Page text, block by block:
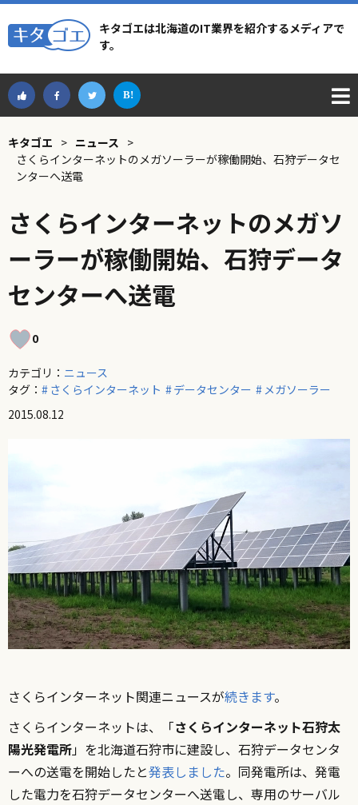
キタゴエは北海道のIT業界を紹介するメディアで
す。
キタゴエ > ニュース >
さくらインターネットのメガソーラーが稼働開始、石狩データセ
ンターへ送電
さくらインターネットのメガソ
ーラーが稼働開始、石狩データ
センターへ送電
0
カテゴリ： ニュース
タグ：
さくらインターネット データセンター
メガソーラー
2015.08.12
さくらインターネット関連ニュースが続きます。
さくらインターネットは、「さくらインターネット石狩太
陽光発電所」を北海道石狩市に建設し、石狩データセンタ
ーへの送電を開始したと発表しました。同発電所は、発電
した電力を石狩データセンターへ送電し、専用のサーバル